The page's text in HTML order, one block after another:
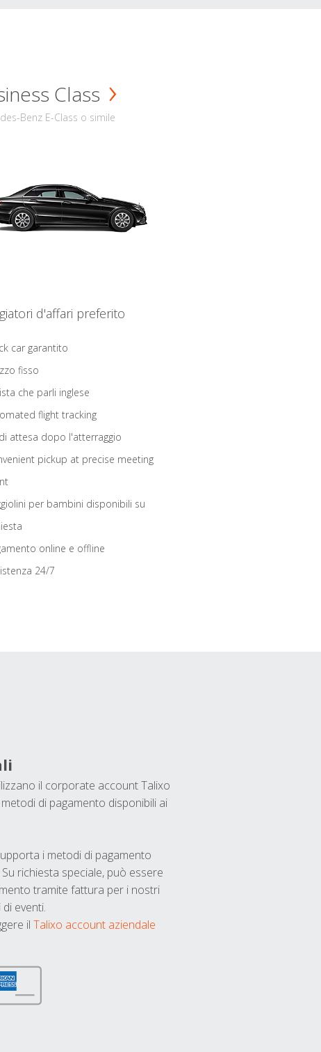
Class
Benz E-Class o simile
d'affari preferito
car garantito
fisso
che parli inglese
flight tracking
attesa dopo l'atterraggio
pickup at precise meeting
per bambini disponibili su
online e offline
24/7
il corporate account Talixo
di pagamento disponibili ai
i metodi di pagamento
richiesta speciale, può essere
tramite fattura per i nostri
eventi.
il Talixo account aziendale